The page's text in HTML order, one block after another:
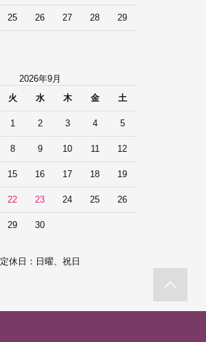
25 26 27 28 29
2026年9月
火 水 木 金 土
1 2 3 4 5
8 9 10 11 12
15 16 17 18 19
22 23 24 25 26
29 30
定休日：日曜、祝日